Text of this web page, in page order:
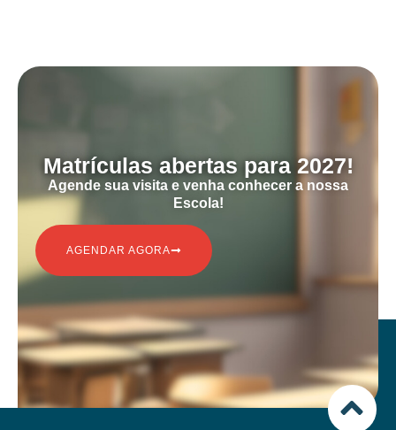
ㅤㅤMatrículas abertas para 2027!
ㅤㅤㅤㅤAgende sua visita e venha conhecer a nossa
Escola!
AGENDAR AGORA